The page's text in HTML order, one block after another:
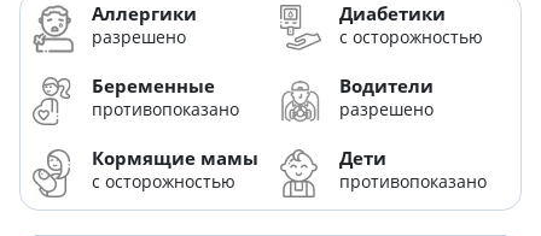
Аллергики
разрешено
Диабетики
с осторожностью
Беременные
противопоказано
Водители
разрешено
Кормящие мамы
с осторожностью
Дети
противопоказано